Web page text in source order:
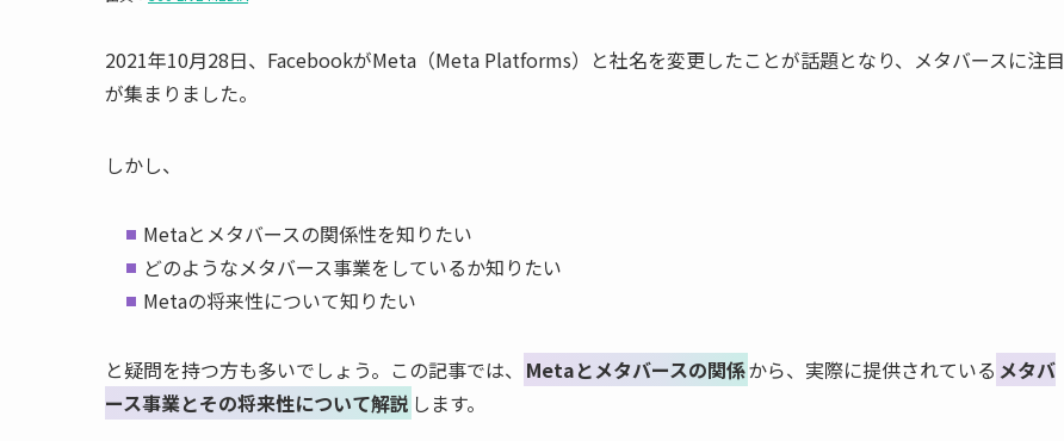
2021年10月28日、FacebookがMeta（Meta Platforms）と社名を変更したことが話題となり、メタバースに注目
が集まりました。
しかし、
Metaとメタバースの関係性を知りたい
どのようなメタバース事業をしているか知りたい
Metaの将来性について知りたい
と疑問を持つ方も多いでしょう。この記事では、 Metaとメタバースの関係から、実際に提供されている メタバ
ース事業とその将来性について解説 します。